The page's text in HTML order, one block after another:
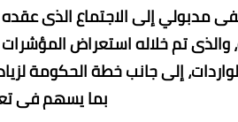
مدبولي إلى الاجتماع الذى
إلى جانب خطة الحكومة
بما يسهم فى